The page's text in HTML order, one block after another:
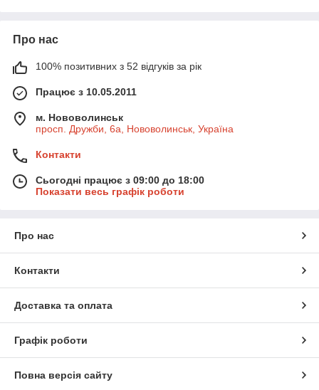
Про нас
100% позитивних з 52 відгуків за рік
Працює з 10.05.2011
м. Нововолинськ
просп. Дружби, 6а, Нововолинськ, Україна
Контакти
Сьогодні працює з 09:00 до 18:00
Показати весь графік роботи
Про нас
Контакти
Доставка та оплата
Графік роботи
Повна версія сайту